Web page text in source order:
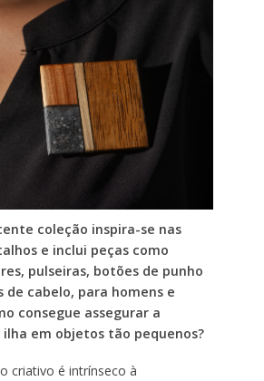
coleção inspira-se nas
e inclui peças como
pulseiras, botões de punho
de cabelo, para homens e
consegue assegurar a
em objetos tão pequenos?
criativo é intrínseco à